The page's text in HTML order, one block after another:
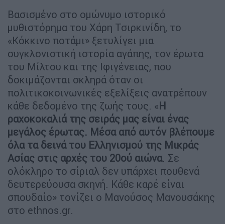
Βασισμένο στο ομώνυμο ιστορικό
μυθιστόρημα του Χάρη Τσιρκινίδη, το
«Κόκκινο ποτάμι» ξετυλίγει μια
συγκλονιστική ιστορία αγάπης, τον έρωτα
του Μίλτου και της Ιφιγένειας, που
δοκιμάζονται σκληρά όταν οι
πολιτικοκοινωνικές εξελίξεις ανατρέπουν
κάθε δεδομένο της ζωής τους. «Η
ραχοκοκαλιά της σειράς μας είναι ένας
μεγάλος έρωτας. Μέσα από αυτόν βλέπουμε
όλα τα δεινά του Ελληνισμού της Μικράς
Ασίας στις αρχές του 20ού αιώνα. Σε
ολόκληρο το σίριαλ δεν υπάρχει πουθενά
δευτερεύουσα σκηνή. Κάθε καρέ είναι
σπουδαίο» τονίζει ο Μανούσος Μανουσάκης
στο ethnos.gr.